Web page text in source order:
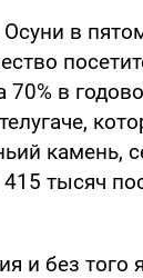
в
70% в
камень,
тысяч
и без того